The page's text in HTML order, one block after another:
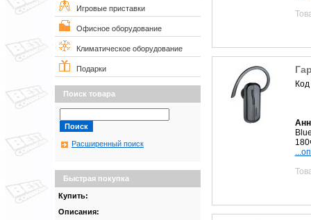
Игровые приставки
Офисное оборудование
Климатическое оборудование
Подарки
Поиск товара
Расширенный поиск
Быстрая покупка
Купить:
Описания: